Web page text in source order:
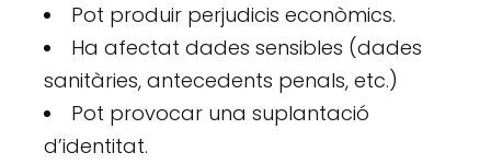
Pot produir perjudicis econòmics.
Ha afectat dades sensibles (dades
sanitàries, antecedents penals, etc.)
Pot provocar una suplantació
d’identitat.